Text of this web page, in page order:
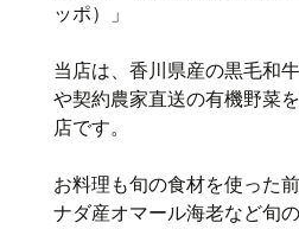
ッポ）」
当店は、香川県産の黒毛和
や契約農家直送の有機野菜
店です。
お料理も旬の食材を使った
ナダ産オマール海老など旬